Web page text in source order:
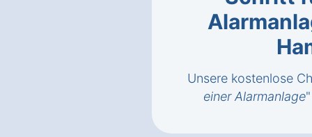
Unsere kostenlose
einer Alarmanlage